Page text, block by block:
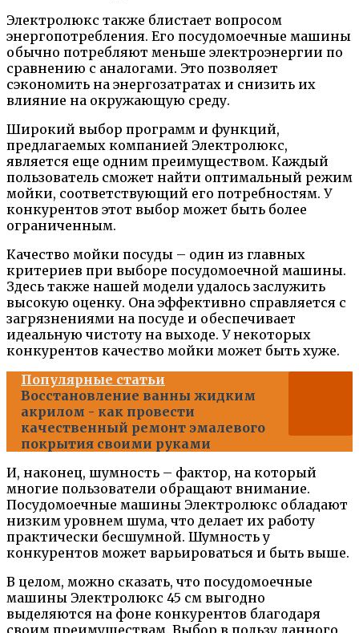
Электролюкс также блистает вопросом
энергопотребления. Его посудомоечные машины
обычно потребляют меньше электроэнергии по
сравнению с аналогами. Это позволяет
сэкономить на энергозатратах и снизить их
влияние на окружающую среду.
Широкий выбор программ и функций,
предлагаемых компанией Электролюкс,
является еще одним преимуществом. Каждый
пользователь сможет найти оптимальный режим
мойки, соответствующий его потребностям. У
конкурентов этот выбор может быть более
ограниченным.
Качество мойки посуды – один из главных
критериев при выборе посудомоечной машины.
Здесь также нашей модели удалось заслужить
высокую оценку. Она эффективно справляется с
загрязнениями на посуде и обеспечивает
идеальную чистоту на выходе. У некоторых
конкурентов качество мойки может быть хуже.
Популярные статьи
Восстановление ванны жидким
акрилом - как провести
качественный ремонт эмалевого
покрытия своими руками
И, наконец, шумность – фактор, на который
многие пользователи обращают внимание.
Посудомоечные машины Электролюкс обладают
низким уровнем шума, что делает их работу
практически бесшумной. Шумность у
конкурентов может варьироваться и быть выше.
В целом, можно сказать, что посудомоечные
машины Электролюкс 45 см выгодно
выделяются на фоне конкурентов благодаря
своим преимуществам. Выбор в пользу данного